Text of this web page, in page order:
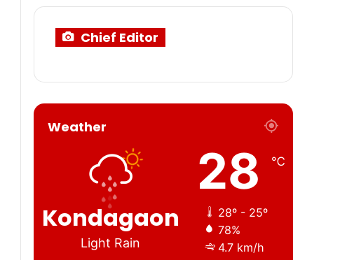
Chief Editor
Weather
Kondagaon
Light Rain
28 ℃
28º - 25º
78%
4.7 km/h